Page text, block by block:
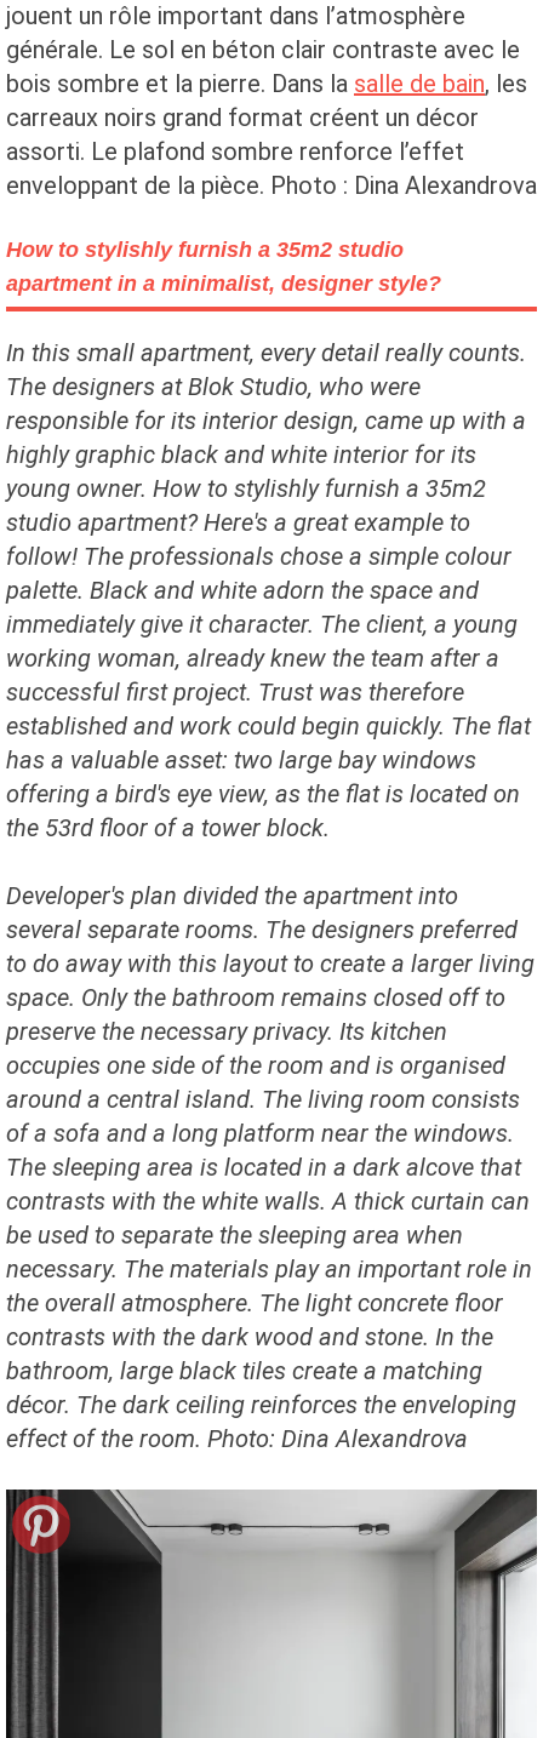
jouent un rôle important dans l’atmosphère
générale. Le sol en béton clair contraste avec le
bois sombre et la pierre. Dans la salle de bain, les
carreaux noirs grand format créent un décor
assorti. Le plafond sombre renforce l’effet
enveloppant de la pièce. Photo : Dina Alexandrova
How to stylishly furnish a 35m2 studio
apartment in a minimalist, designer style?
In this small apartment, every detail really counts.
The designers at Blok Studio, who were
responsible for its interior design, came up with a
highly graphic black and white interior for its
young owner. How to stylishly furnish a 35m2
studio apartment? Here's a great example to
follow! The professionals chose a simple colour
palette. Black and white adorn the space and
immediately give it character. The client, a young
working woman, already knew the team after a
successful first project. Trust was therefore
established and work could begin quickly. The flat
has a valuable asset: two large bay windows
offering a bird's eye view, as the flat is located on
the 53rd floor of a tower block.
Developer's plan divided the apartment into
several separate rooms. The designers preferred
to do away with this layout to create a larger living
space. Only the bathroom remains closed off to
preserve the necessary privacy. Its kitchen
occupies one side of the room and is organised
around a central island. The living room consists
of a sofa and a long platform near the windows.
The sleeping area is located in a dark alcove that
contrasts with the white walls. A thick curtain can
be used to separate the sleeping area when
necessary. The materials play an important role in
the overall atmosphere. The light concrete floor
contrasts with the dark wood and stone. In the
bathroom, large black tiles create a matching
décor. The dark ceiling reinforces the enveloping
effect of the room. Photo: Dina Alexandrova